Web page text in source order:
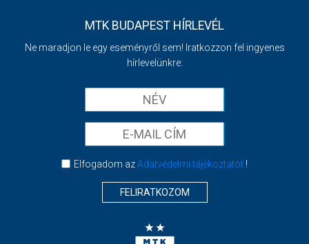
MTK BUDAPEST HÍRLEVÉL
Ne maradjon le egy eseményről sem! Iratkozzon fel ingyenes
hírlevelünkre:
Elfogadom azAdatvédelmi tájékoztatót!
FELIRATKOZOM